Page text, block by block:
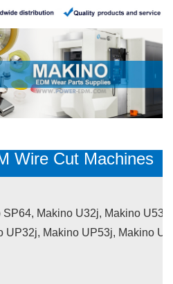
Wire Cut Machines
Makino U32j, Makino U53j,
UP32j, Makino UP53j, Makino